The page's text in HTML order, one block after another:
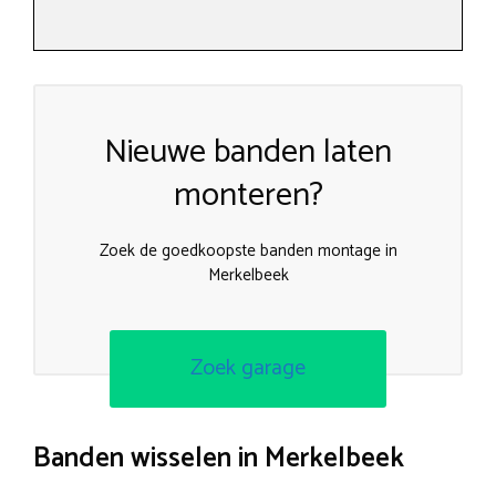
Nieuwe banden laten
monteren?
Zoek de goedkoopste banden montage in
Merkelbeek
Zoek garage
Banden wisselen in Merkelbeek